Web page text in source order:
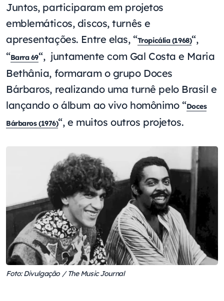
Juntos, participaram em projetos
emblemáticos, discos, turnês e
apresentações. Entre elas, “Tropicália (1968)“,
“Barra 69“, juntamente com Gal Costa e Maria
Bethânia, formaram o grupo Doces
Bárbaros, realizando uma turnê pelo Brasil e
lançando o álbum ao vivo homônimo “Doces
Bárbaros (1976)“, e muitos outros projetos.
Foto: Divulgação / The Music Journal